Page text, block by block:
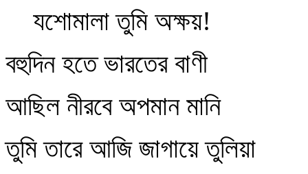
যশোমালা তুমি অক্ষয়!
বহুদিন হতে ভারতের বাণী
আছিল নীরবে অপমান মানি
তুমি তারে আজি জাগায়ে তুলিয়া